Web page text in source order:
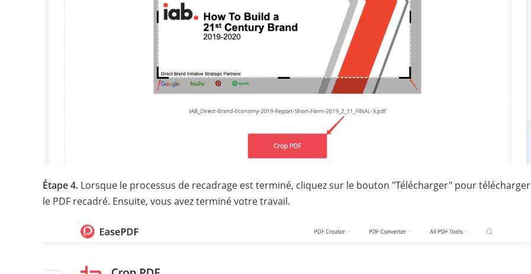
Étape 4. Lorsque le processus de recadrage est terminé, cliquez sur le bouton "Télécharger" pour télécharger
le PDF recadré. Ensuite, vous avez terminé votre travail.